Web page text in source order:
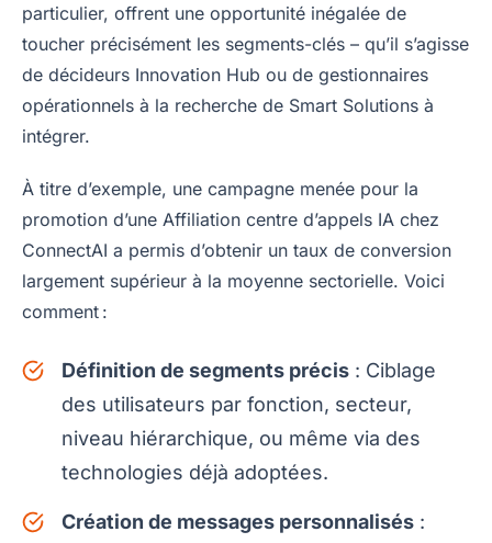
particulier, offrent une opportunité inégalée de
toucher précisément les segments-clés – qu’il s’agisse
de décideurs Innovation Hub ou de gestionnaires
opérationnels à la recherche de Smart Solutions à
intégrer.
À titre d’exemple, une campagne menée pour la
promotion d’une Affiliation centre d’appels IA chez
ConnectAI a permis d’obtenir un taux de conversion
largement supérieur à la moyenne sectorielle. Voici
comment :
Définition de segments précis : Ciblage
des utilisateurs par fonction, secteur,
niveau hiérarchique, ou même via des
technologies déjà adoptées.
Création de messages personnalisés :